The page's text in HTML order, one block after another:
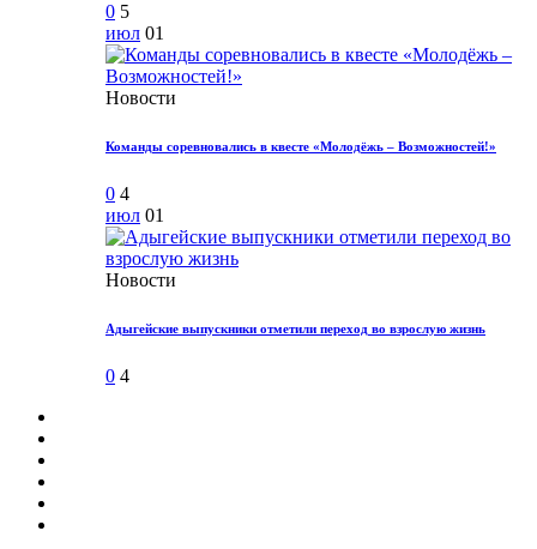
0 5
июл 01
Новости
Команды соревновались в квесте «Молодёжь – Возможностей!»
0 4
июл 01
Новости
Адыгейские выпускники отметили переход во взрослую жизнь
0 4